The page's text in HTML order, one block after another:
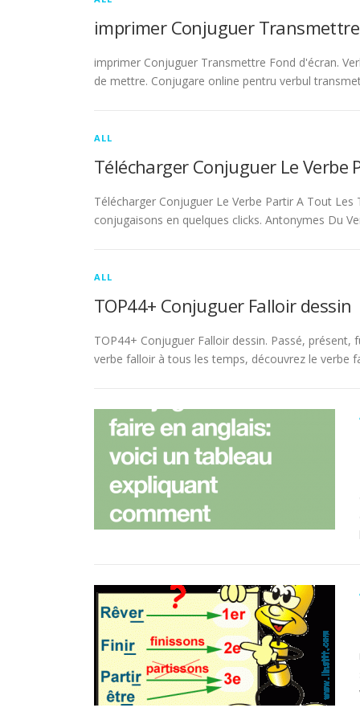
imprimer Conjuguer
imprimer Conjuguer Transmettre Fond d'écran.
de mettre. Conjugare online pentru verbul
ALL
Télécharger Conjuguer Le Verbe
Télécharger Conjuguer Le Verbe Partir A Tout
conjugaisons en quelques clicks. Antonymes Du
ALL
TOP44+ Conjuguer Falloir dessin
TOP44+ Conjuguer Falloir dessin. Passé,
verbe falloir à tous les temps, découvrez le verbe